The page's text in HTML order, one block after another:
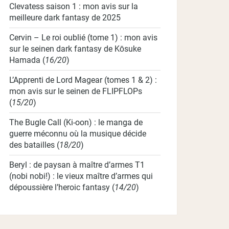
Clevatess saison 1 : mon avis sur la
meilleure dark fantasy de 2025
Cervin – Le roi oublié (tome 1) : mon avis
sur le seinen dark fantasy de Kōsuke
Hamada (16/20)
L’Apprenti de Lord Magear (tomes 1 & 2) :
mon avis sur le seinen de FLIPFLOPs
(15/20)
The Bugle Call (Ki-oon) : le manga de
guerre méconnu où la musique décide
des batailles (18/20)
Beryl : de paysan à maître d’armes T1
(nobi nobi!) : le vieux maître d’armes qui
dépoussière l’heroic fantasy (14/20)